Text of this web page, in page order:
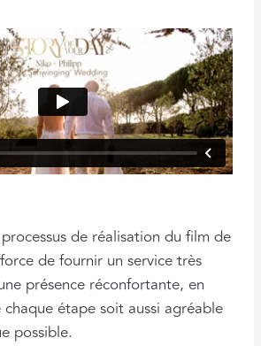
de réalisation du film de
de fournir un service très
présence réconfortante, en
étape soit aussi agréable
possible.